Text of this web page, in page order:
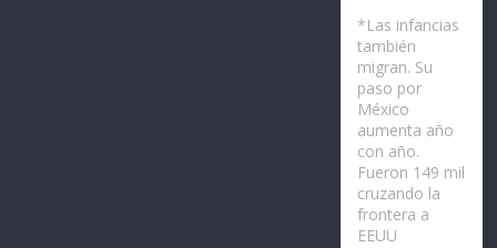
*Las infancias
también
migran. Su
paso por
México
aumenta año
con año.
Fueron 149 mil
cruzando la
frontera a
EEUU